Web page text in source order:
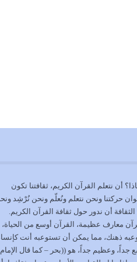
أن نتعلم القرآن الكريم، ثقافتنا تكون
عنوان حركتنا ونحن نتعلم ونُعلّم ونحن نُرْشِد
أن ندور حول ثقافة القرآن الكريم.
معارف عظيمة، القرآن أوسع من الحياة،
ذهنك، مما يمكن أن تستوعبه أنت
جداً، وعظيم جداً، هو ((بحر – كما قال الإمام